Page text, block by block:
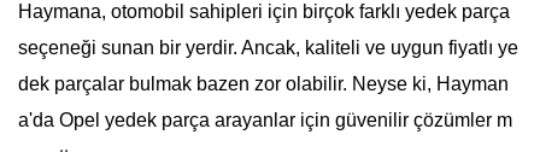
Haymana, otomobil sahipleri için birçok farklı yedek parça
seçeneği sunan bir yerdir. Ancak, kaliteli ve uygun fiyatlı ye
dek parçalar bulmak bazen zor olabilir. Neyse ki, Hayman
a'da Opel yedek parça arayanlar için güvenilir çözümler m